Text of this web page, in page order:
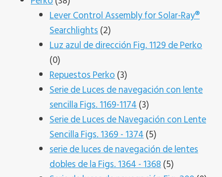
productos
Lever Control Assembly for Solar-Ray®
Searchlights 22
productos
Luz azul de dirección Fig. 1129 de Perko
00
productos
Repuestos Perko 33
productos
Serie de Luces de navegación con lente
sencilla Figs. 1169-1174 33
productos
Serie de Luces de Navegación con Lente
Sencilla Figs. 1369 - 1374 55
productos
serie de luces de navegación de lentes
dobles de la Figs. 1364 - 1368 55